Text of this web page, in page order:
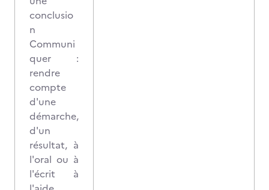
conclusio
n
Communi
quer :
rendre
compte
d'une
démarche,
d'un
résultat, à
l'oral ou à
l'écrit à